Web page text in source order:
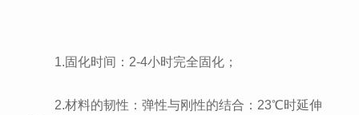
1.固化时间：2-4小时完全固化；
2.材料的韧性：弹性与刚性的结合：23℃时延伸